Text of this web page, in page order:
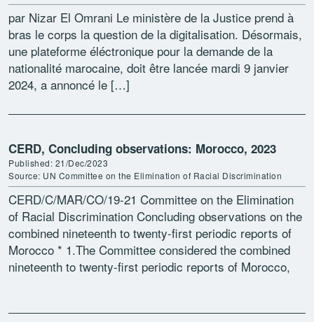
par Nizar El Omrani Le ministère de la Justice prend à
bras le corps la question de la digitalisation. Désormais,
une plateforme éléctronique pour la demande de la
nationalité marocaine, doit être lancée mardi 9 janvier
2024, a annoncé le […]
CERD, Concluding observations: Morocco, 2023
Published: 21/Dec/2023
Source: UN Committee on the Elimination of Racial Discrimination
CERD/C/MAR/CO/19-21 Committee on the Elimination
of Racial Discrimination Concluding observations on the
combined nineteenth to twenty-first periodic reports of
Morocco * 1.The Committee considered the combined
nineteenth to twenty-first periodic reports of Morocco,